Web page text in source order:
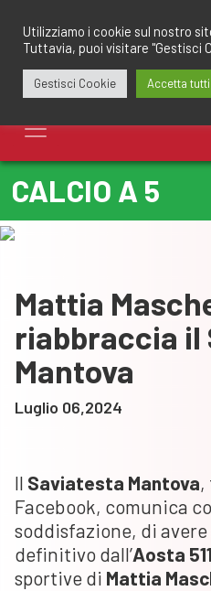
contenuto
CALCIO A 5
Mattia
riabbraccia il
Mantova
Luglio 06,2024
Il Saviatesta Mantova,
Facebook, comunica
soddisfazione, di
definitivo dall’Aosta 511
sportive di Mattia
Utilizziamo i cookie sul nostro
Tuttavia, puoi visitare "Gestisci
Gestisci Cookie Accetta tutti